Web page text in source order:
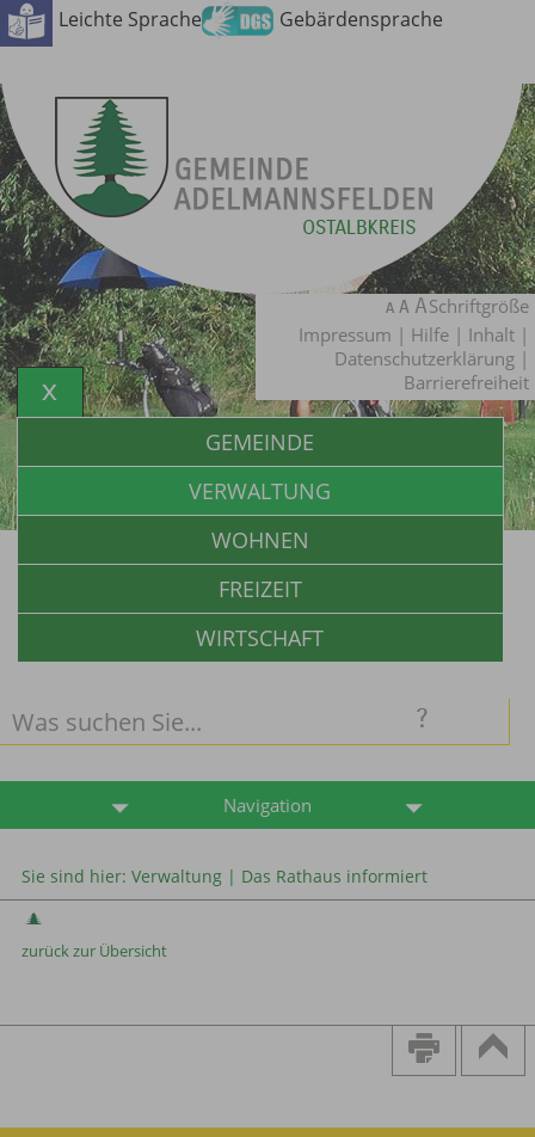
Leichte Sprache Gebärdensprache
Schriftgröße
Impressum | Hilfe | Inhalt |
Datenschutzerklärung |
Barrierefreiheit
Navigation
GEMEINDE
VERWALTUNG
WOHNEN
FREIZEIT
WIRTSCHAFT
Sie sind hier: Verwaltung| Das Rathaus informiert
zurück zur Übersicht